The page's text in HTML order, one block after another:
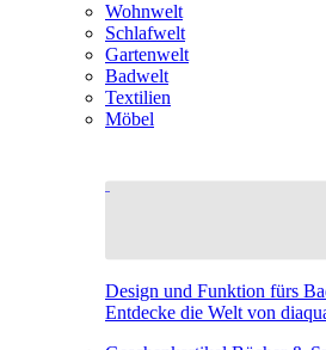
Wohnwelt
Schlafwelt
Gartenwelt
Badwelt
Textilien
Möbel
Design und Funktion fürs
Entdecke die Welt von